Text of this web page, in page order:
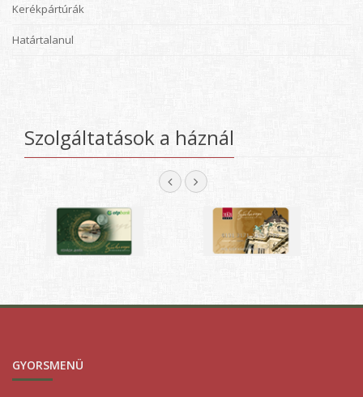
Kerékpártúrák
Határtalanul
Szolgáltatások a háznál
GYORSMENÜ